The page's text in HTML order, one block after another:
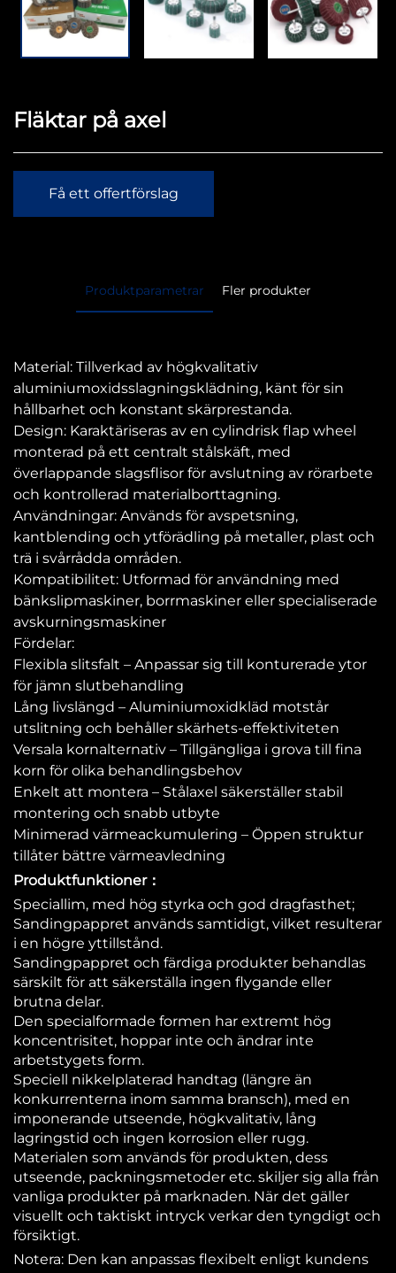
Fläktar på axel
Få ett offertförslag
Produktparametrar Fler produkter
Material: Tillverkad av högkvalitativ
aluminiumoxidsslagningsklädning, känt för sin
hållbarhet och konstant skärprestanda.
Design: Karaktäriseras av en cylindrisk flap wheel
monterad på ett centralt stålskäft, med
överlappande slagsflisor för avslutning av rörarbete
och kontrollerad materialborttagning.
Användningar: Används för avspetsning,
kantblending och ytförädling på metaller, plast och
trä i svårrådda områden.
Kompatibilitet: Utformad för användning med
bänkslipmaskiner, borrmaskiner eller specialiserade
avskurningsmaskiner
Fördelar:
Flexibla slitsfalt – Anpassar sig till konturerade ytor
för jämn slutbehandling
Lång livslängd – Aluminiumoxidkläd motstår
utslitning och behåller skärhets-effektiviteten
Versala kornalternativ – Tillgängliga i grova till fina
korn för olika behandlingsbehov
Enkelt att montera – Stålaxel säkerställer stabil
montering och snabb utbyte
Minimerad värmeackumulering – Öppen struktur
tillåter bättre värmeavledning
Produktfunktioner：
Speciallim, med hög styrka och god dragfasthet;
Sandingpappret används samtidigt, vilket resulterar
i en högre yttillstånd.
Sandingpappret och färdiga produkter behandlas
särskilt för att säkerställa ingen flygande eller
brutna delar.
Den specialformade formen har extremt hög
koncentrisitet, hoppar inte och ändrar inte
arbetstygets form.
Speciell nikkelplaterad handtag (längre än
konkurrenterna inom samma bransch), med en
imponerande utseende, högkvalitativ, lång
lagringstid och ingen korrosion eller rugg.
Materialen som används för produkten, dess
utseende, packningsmetoder etc. skiljer sig alla från
vanliga produkter på marknaden. När det gäller
visuellt och taktiskt intryck verkar den tyngdigt och
försiktigt.
Notera: Den kan anpassas flexibelt enligt kundens